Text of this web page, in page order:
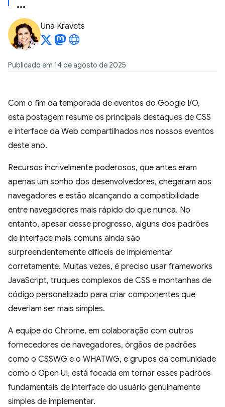
Una Kravets
Publicado em 14 de agosto de 2025
Com o fim da temporada de eventos do Google I/O,
esta postagem resume os principais destaques de CSS
e interface da Web compartilhados nos nossos eventos
deste ano.
Recursos incrivelmente poderosos, que antes eram
apenas um sonho dos desenvolvedores, chegaram aos
navegadores e estão alcançando a compatibilidade
entre navegadores mais rápido do que nunca. No
entanto, apesar desse progresso, alguns dos padrões
de interface mais comuns ainda são
surpreendentemente difíceis de implementar
corretamente. Muitas vezes, é preciso usar frameworks
JavaScript, truques complexos de CSS e montanhas de
código personalizado para criar componentes que
deveriam ser mais simples.
A equipe do Chrome, em colaboração com outros
fornecedores de navegadores, órgãos de padrões
como o CSSWG e o WHATWG, e grupos da comunidade
como o Open UI, está focada em tornar esses padrões
fundamentais de interface do usuário genuinamente
simples de implementar.